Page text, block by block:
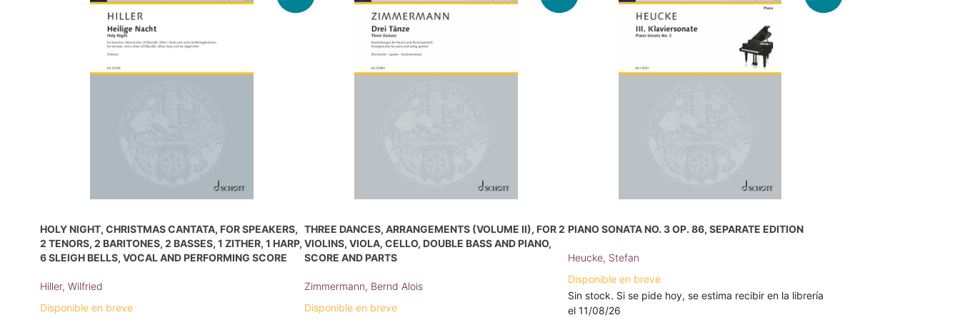
HOLY NIGHT, CHRISTMAS CANTATA, FOR SPEAKERS,
2 TENORS, 2 BARITONES, 2 BASSES, 1 ZITHER, 1 HARP,
6 SLEIGH BELLS, VOCAL AND PERFORMING SCORE
Hiller, Wilfried
Disponible en breve
THREE DANCES, ARRANGEMENTS (VOLUME II), FOR 2
VIOLINS, VIOLA, CELLO, DOUBLE BASS AND PIANO,
SCORE AND PARTS
Zimmermann, Bernd Alois
Disponible en breve
PIANO SONATA NO. 3 OP. 86, SEPARATE EDITION
Heucke, Stefan
Disponible en breve
Sin stock. Si se pide hoy, se estima recibir en la librería
el 11/08/26